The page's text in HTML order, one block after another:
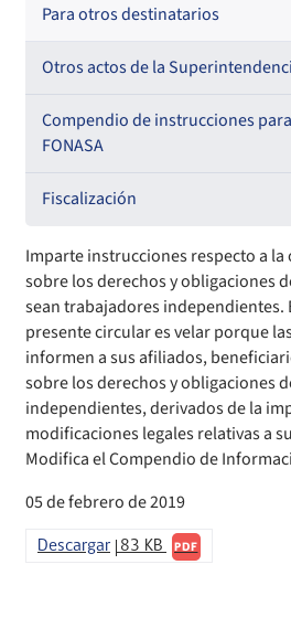
Oficios Circulares
Resoluciones
Oficios Circulares
Circulares
Circulares internas
Resoluciones
Para otros destinatarios
Circulares
Otros actos de la
Antecedentes preparatorios de
EMT Ley N° 20.416
Comisión Evaluadora de
Convenios de colaboración
Declaración de patrimonio e
Decreta reserva o secreto según
Estructura Orgánica
Informes de Fiscalización
Llamados a concurso de personal
Compendio de instrucciones para
FONASA
Compendio Beneficios
Compendio de Archivos Maestros
Compendio Información
Compendio Instrumentos
Compendio Procedimientos
Fiscalización
Informes de fiscalización
Sanciones aplicadas
Sanciones a Entidades
Sanciones Agentes de Ventas
Sanciones a Isapres
Sanciones a Prestadores
Imparte instrucciones respecto a
sobre los derechos y obligaciones
sean trabajadores independientes.
presente circular es velar porque
informen a sus afiliados,
sobre los derechos y obligaciones
independientes, derivados de la
modificaciones legales relativas a
Modifica el Compendio de
05 de febrero de 2019
Descargar 83 KB PDF